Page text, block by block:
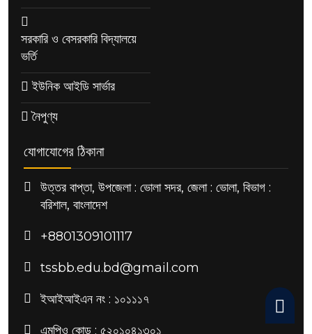
সরকারি ও বেসরকারি বিদ্যালয়ে
ভর্তি
ইউনিক আইডি সার্ভার
নৈপুণ্য
যোগাযোগের ঠিকানা
উত্তর বাপ্তা, উপজেলা : ভোলা সদর, জেলা : ভোলা, বিভাগ :
বরিশাল, বাংলাদেশ
+8801309101117
tssbb.edu.bd@gmail.com
ইআইআইএন নং : ১০১১১৭
এমপিও কোড : ৫২০১০৪১৩০১